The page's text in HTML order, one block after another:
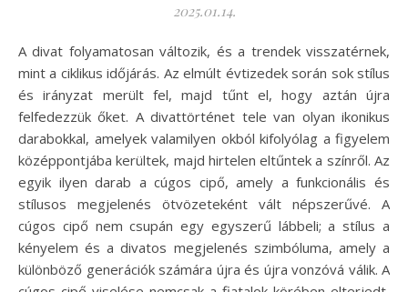
2025.01.14.
A divat folyamatosan változik, és a trendek visszatérnek,
mint a ciklikus időjárás. Az elmúlt évtizedek során sok stílus
és irányzat merült fel, majd tűnt el, hogy aztán újra
felfedezzük őket. A divattörténet tele van olyan ikonikus
darabokkal, amelyek valamilyen okból kifolyólag a figyelem
középpontjába kerültek, majd hirtelen eltűntek a színről. Az
egyik ilyen darab a cúgos cipő, amely a funkcionális és
stílusos megjelenés ötvözeteként vált népszerűvé. A
cúgos cipő nem csupán egy egyszerű lábbeli; a stílus a
kényelem és a divatos megjelenés szimbóluma, amely a
különböző generációk számára újra és újra vonzóvá válik. A